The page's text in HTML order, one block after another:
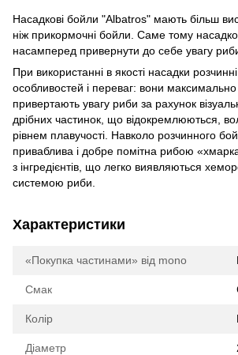
Насадкові бойли "Albatros" мають більш
ніж прикормочні бойли. Саме тому
насамперед привернути до себе увагу
При використанні в якості насадки
особливостей і переваг: вони
привертають увагу риби за рахунок
дрібних частинок, що відокремлюються,
рівнем плавучості. Навколо розчинного
приваблива і добре помітна рибою
з інгредієнтів, що легко виявляються
системою риби.
Характеристики
«Покупка частинами» від mono
Смак
Колір
Діаметр